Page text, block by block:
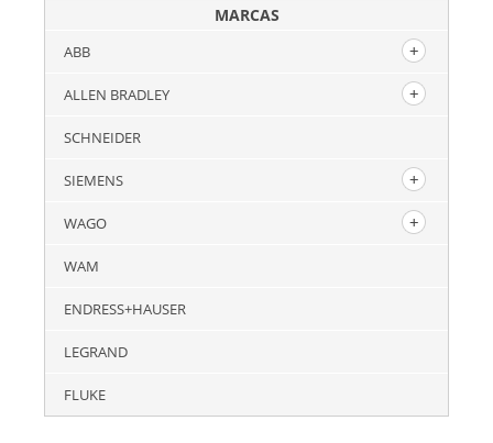
MARCAS
ABB
ALLEN BRADLEY
SCHNEIDER
SIEMENS
WAGO
WAM
ENDRESS+HAUSER
LEGRAND
FLUKE